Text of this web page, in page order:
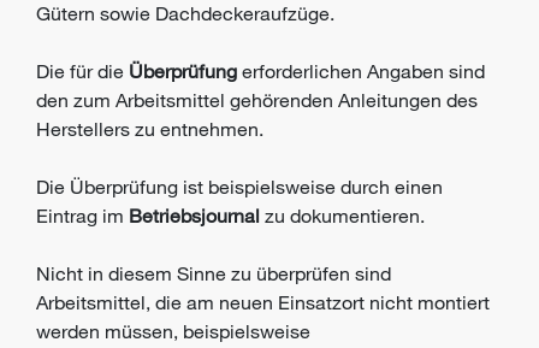
Gütern sowie Dachdeckeraufzüge.
Die für die Überprüfung erforderlichen Angaben sind
den zum Arbeitsmittel gehörenden Anleitungen des
Herstellers zu entnehmen.
Die Überprüfung ist beispielsweise durch einen
Eintrag im Betriebsjournal zu dokumentieren.
Nicht in diesem Sinne zu überprüfen sind
Arbeitsmittel, die am neuen Einsatzort nicht montiert
werden müssen, beispielsweise